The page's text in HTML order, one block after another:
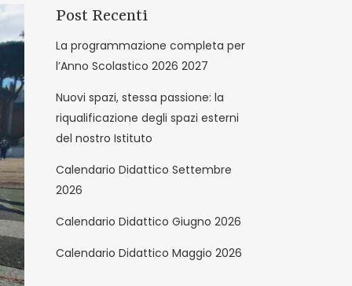
Post Recenti
La programmazione completa per
l’Anno Scolastico 2026 2027
Nuovi spazi, stessa passione: la
riqualificazione degli spazi esterni
del nostro Istituto
Calendario Didattico Settembre
2026
Calendario Didattico Giugno 2026
Calendario Didattico Maggio 2026